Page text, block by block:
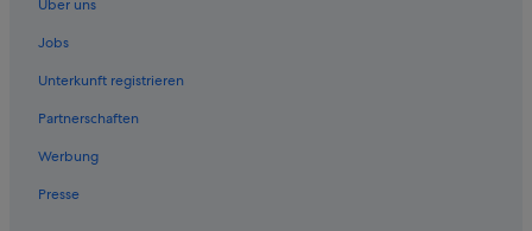
Über uns
Jobs
Unterkunft registrieren
Partnerschaften
Werbung
Presse